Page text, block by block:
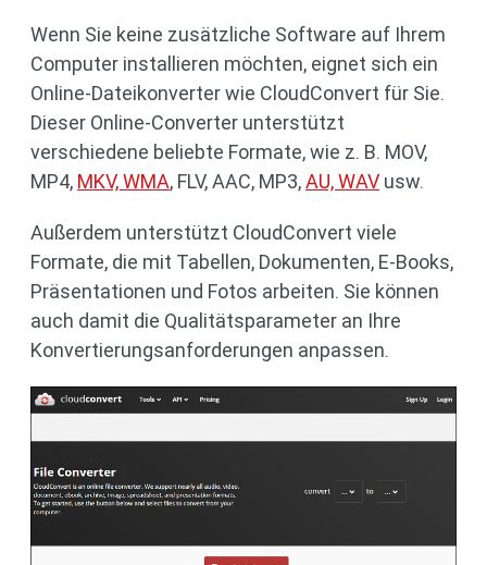
Wenn Sie keine zusätzliche Software auf Ihrem
Computer installieren möchten, eignet sich ein
Online-Dateikonverter wie CloudConvert für Sie.
Dieser Online-Converter unterstützt
verschiedene beliebte Formate, wie z. B. MOV,
MP4, MKV, WMA, FLV, AAC, MP3,AU, WAV usw.
Außerdem unterstützt CloudConvert viele
Formate, die mit Tabellen, Dokumenten, E-Books,
Präsentationen und Fotos arbeiten. Sie können
auch damit die Qualitätsparameter an Ihre
Konvertierungsanforderungen anpassen.